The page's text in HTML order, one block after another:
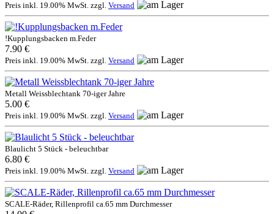
Preis inkl. 19.00% MwSt. zzgl. Versand
!Kupplungsbacken m.Feder
7.90 €
Preis inkl. 19.00% MwSt. zzgl. Versand
Metall Weissblechtank 70-iger Jahre
5.00 €
Preis inkl. 19.00% MwSt. zzgl. Versand
Blaulicht 5 Stück - beleuchtbar
6.80 €
Preis inkl. 19.00% MwSt. zzgl. Versand
SCALE-Räder, Rillenprofil ca.65 mm Durchmesser